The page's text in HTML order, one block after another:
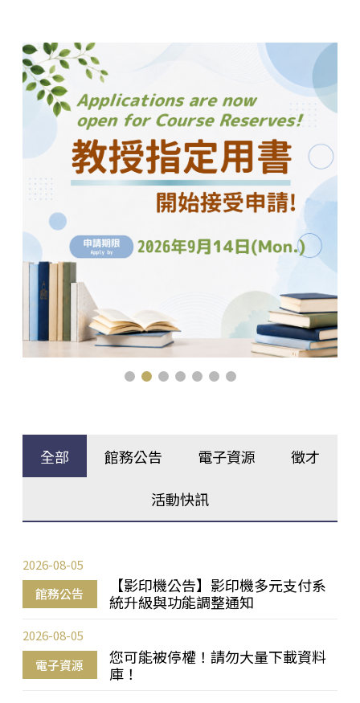
全部 館務公告 電子資源 徵才
活動快訊
館務公告
【影印機公告】影印機多元支付系
統升級與功能調整通知
2026-08-05
電子資源
您可能被停權！請勿大量下載資料
庫！
2026-08-05